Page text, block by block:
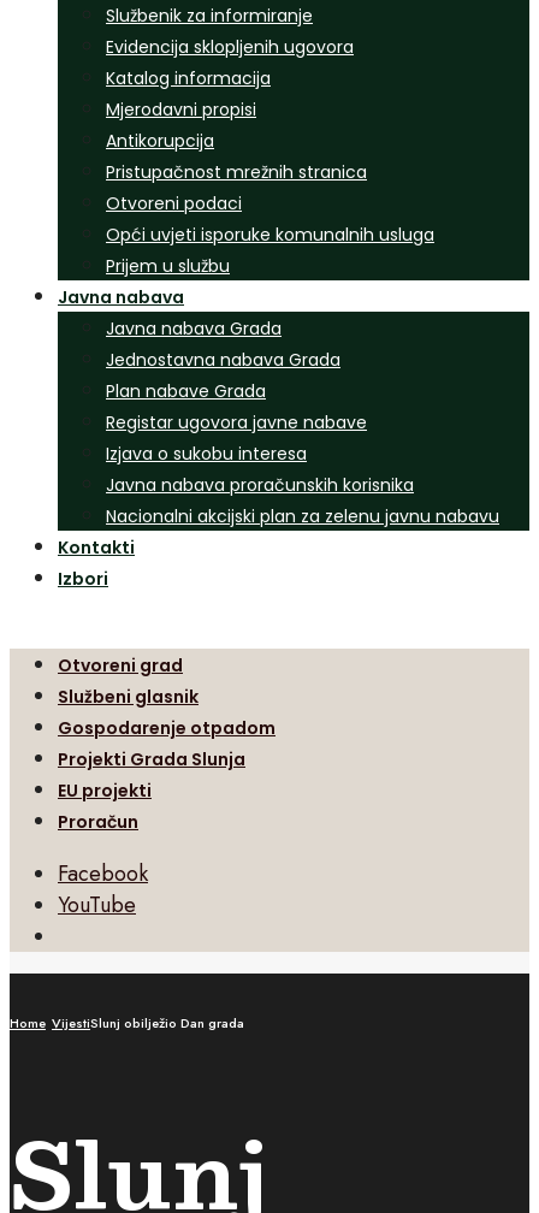
Službenik za informiranje
Evidencija sklopljenih ugovora
Katalog informacija
Mjerodavni propisi
Antikorupcija
Pristupačnost mrežnih stranica
Otvoreni podaci
Opći uvjeti isporuke komunalnih usluga
Prijem u službu
Javna nabava
Javna nabava Grada
Jednostavna nabava Grada
Plan nabave Grada
Registar ugovora javne nabave
Izjava o sukobu interesa
Javna nabava proračunskih korisnika
Nacionalni akcijski plan za zelenu javnu nabavu
Kontakti
Izbori
Otvoreni grad
Službeni glasnik
Gospodarenje otpadom
Projekti Grada Slunja
EU projekti
Proračun
Facebook
YouTube
Search
Home VijestiSlunj obilježio Dan grada
Slunj